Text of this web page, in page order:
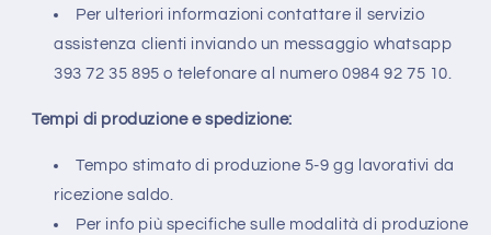
Per ulteriori informazioni contattare il servizio
assistenza clienti inviando un messaggio whatsapp
393 72 35 895 o telefonare al numero 0984 92 75 10.
Tempi di produzione e spedizione:
Tempo stimato di produzione 5-9 gg lavorativi da
ricezione saldo.
Per info più specifiche sulle modalità di produzione